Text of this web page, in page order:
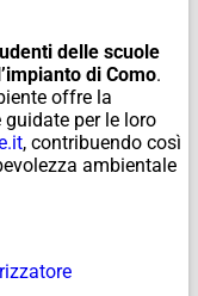
delle scuole
di Como.
offre la
per le loro
, contribuendo così
ambientale